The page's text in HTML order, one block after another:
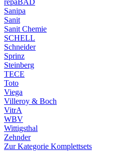
repaBAD
Sanipa
Sanit
Sanit Chemie
SCHELL
Schneider
Sprinz
Steinberg
TECE
Toto
Viega
Villeroy & Boch
VitrA
WBV
Wittigsthal
Zehnder
Zur Kategorie Komplettsets